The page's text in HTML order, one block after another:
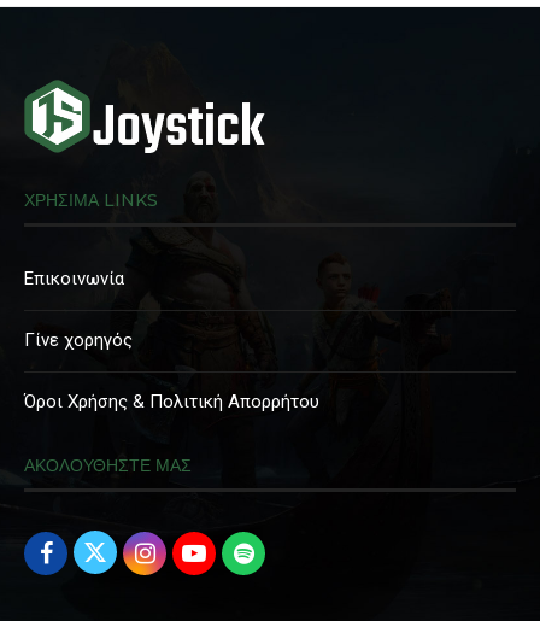
ΧΡΗΣΙΜΑ LINKS
Επικοινωνία
Γίνε χορηγός
Όροι Χρήσης & Πολιτική Απορρήτου
ΑΚΟΛΟΥΘΗΣΤΕ ΜΑΣ